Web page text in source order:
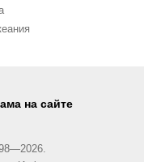
на сайте